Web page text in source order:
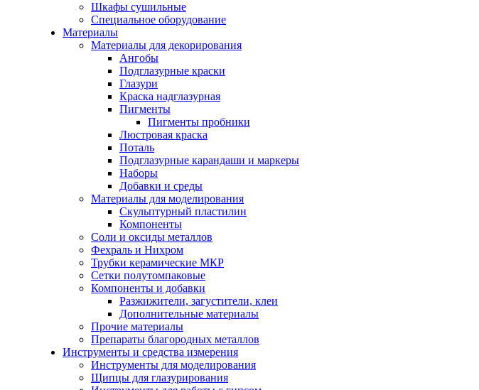
Шкафы сушильные
Специальное оборудование
Материалы
Материалы для декорирования
Ангобы
Подглазурные краски
Глазури
Краска надглазурная
Пигменты
Пигменты пробники
Люстровая краска
Поталь
Подглазурные карандаши и маркеры
Наборы
Добавки и среды
Материалы для моделирования
Скульптурный пластилин
Компоненты
Соли и оксиды металлов
Фехраль и Нихром
Трубки керамические МКР
Сетки полутомпаковые
Компоненты и добавки
Разжижители, загустители, клеи
Дополнительные материалы
Прочие материалы
Препараты благородных металлов
Инструменты и средства измерения
Инструменты для моделирования
Щипцы для глазурирования